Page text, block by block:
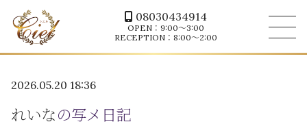
08030434914
OPEN：9:00～3:00
RECEPTION：8:00～2:00
2026.05.20 18:36
れいなの写メ日記